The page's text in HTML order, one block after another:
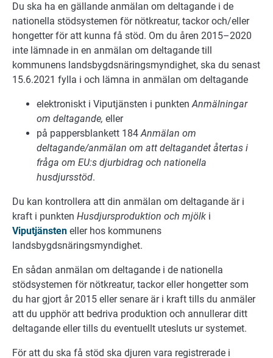
Du ska ha en gällande anmälan om deltagande i de
nationella stödsystemen för nötkreatur, tackor och/eller
hongetter för att kunna få stöd. Om du åren 2015–2020
inte lämnade in en anmälan om deltagande till
kommunens landsbygdsnäringsmyndighet, ska du senast
15.6.2021 fylla i och lämna in anmälan om deltagande
elektroniskt i Viputjänsten i punktenAnmälningar
om deltagande, eller
på pappersblankett 184Anmälan om
deltagande/anmälan om att deltagandet återtas i
fråga om EU:s djurbidrag och nationella
husdjursstöd.
Du kan kontrollera att din anmälan om deltagande är i
kraft i punkten Husdjursproduktion och mjölk i
Viputjänsten eller hos kommunens
landsbygdsnäringsmyndighet.
En sådan anmälan om deltagande i de nationella
stödsystemen för nötkreatur, tackor eller hongetter som
du har gjort år 2015 eller senare är i kraft tills du anmäler
att du upphör att bedriva produktion och annullerar ditt
deltagande eller tills du eventuellt utesluts ur systemet.
För att du ska få stöd ska djuren vara registrerade i